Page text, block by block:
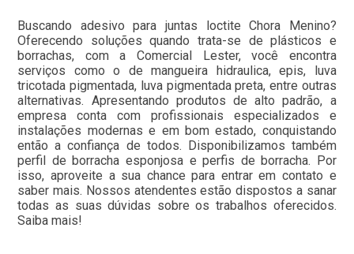
Buscando adesivo para juntas loctite Chora Menino?
Oferecendo soluções quando trata-se de plásticos e
borrachas, com a Comercial Lester, você encontra
serviços como o de mangueira hidraulica, epis, luva
tricotada pigmentada, luva pigmentada preta, entre outras
alternativas. Apresentando produtos de alto padrão, a
empresa conta com profissionais especializados e
instalações modernas e em bom estado, conquistando
então a confiança de todos. Disponibilizamos também
perfil de borracha esponjosa e perfis de borracha. Por
isso, aproveite a sua chance para entrar em contato e
saber mais. Nossos atendentes estão dispostos a sanar
todas as suas dúvidas sobre os trabalhos oferecidos.
Saiba mais!